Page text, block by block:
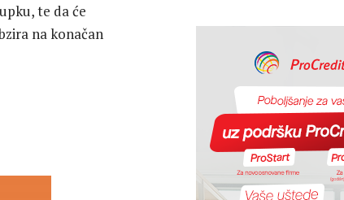
te da će
na konačan